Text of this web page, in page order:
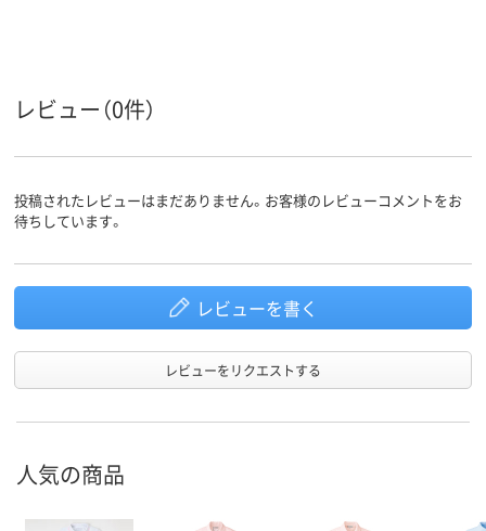
レビュー（0件）
投稿されたレビューはまだありません。お客様のレビューコメントをお
待ちしています。
レビューを書く
レビューをリクエストする
人気の商品